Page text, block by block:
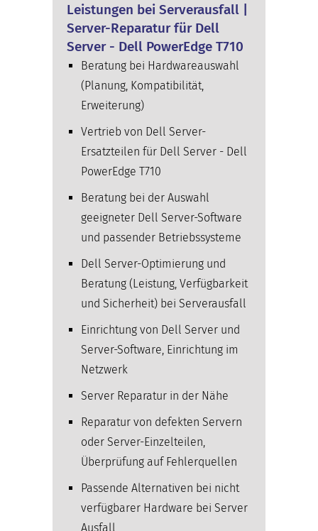
Leistungen bei Serverausfall |
Server-Reparatur für Dell
Server - Dell PowerEdge T710
Beratung bei Hardwareauswahl
(Planung, Kompatibilität,
Erweiterung)
Vertrieb von Dell Server-
Ersatzteilen für Dell Server - Dell
PowerEdge T710
Beratung bei der Auswahl
geeigneter Dell Server-Software
und passender Betriebssysteme
Dell Server-Optimierung und
Beratung (Leistung, Verfügbarkeit
und Sicherheit) bei Serverausfall
Einrichtung von Dell Server und
Server-Software, Einrichtung im
Netzwerk
Server Reparatur in der Nähe
Reparatur von defekten Servern
oder Server-Einzelteilen,
Überprüfung auf Fehlerquellen
Passende Alternativen bei nicht
verfügbarer Hardware bei Server
Ausfall